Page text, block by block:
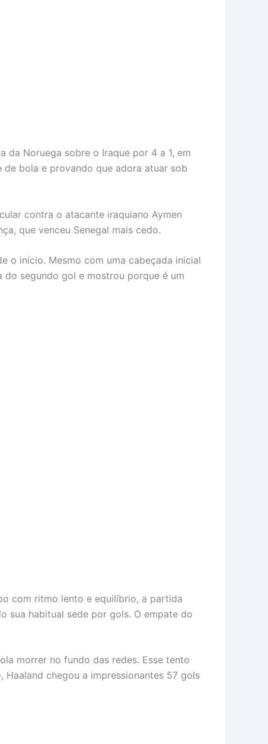
da Noruega sobre o Iraque por 4 a 1, em
bola e provando que adora atuar sob
contra o atacante iraquiano Aymen
que venceu Senegal mais cedo.
o início. Mesmo com uma cabeçada inicial
do segundo gol e mostrou porque é um
com ritmo lento e equilíbrio, a partida
sua habitual sede por gols. O empate do
morrer no fundo das redes. Esse tento
chegou a impressionantes 57 gols